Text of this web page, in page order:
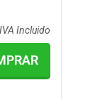
Incluido